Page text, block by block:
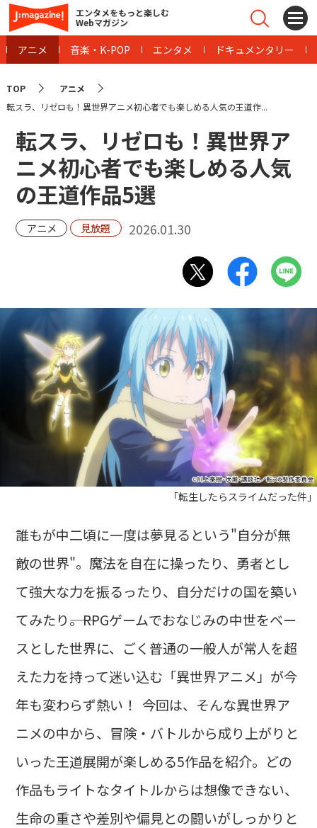
エンタメをもっと楽しむ
Webマガジン
アニメ 音楽・K-POP エンタメ ドキュメンタリー
TOP
アニメ
転スラ、リゼロも！異世界アニメ初心者でも楽しめる人気の王道作...
転スラ、リゼロも！異世界ア
ニメ初心者でも楽しめる人気
の王道作品5選
アニメ 見放題 2026.01.30
「転生したらスライムだった件」
誰もが中二頃に一度は夢見るという"自分が無
敵の世界"。魔法を自在に操ったり、勇者とし
て強大な力を振るったり、自分だけの国を築い
てみたり――。RPGゲームでおなじみの中世をベー
スとした世界に、ごく普通の一般人が常人を超
えた力を持って迷い込む「異世界アニメ」が今
年も変わらず熱い！ 今回は、そんな異世界ア
ニメの中から、冒険・バトルから成り上がりと
いった王道展開が楽しめる5作品を紹介。どの
作品もライトなタイトルからは想像できない、
生命の重さや差別や偏見との闘いがしっかりと